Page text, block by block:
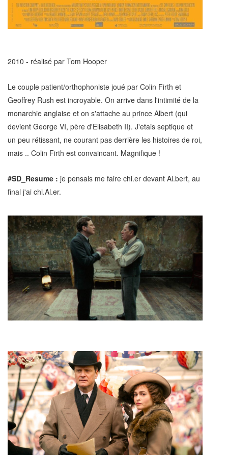
2010 - réalisé par Tom Hooper
Le couple patient/orthophoniste joué par Colin Firth et
Geoffrey Rush est incroyable. On arrive dans l'intimité de la
monarchie anglaise et on s'attache au prince Albert (qui
devient George VI, père d'Elisabeth II). J'etais septique et
un peu rétissant, ne courant pas derrière les histoires de roi,
mais .. Colin Firth est convaincant. Magnifique !
#SD_Resume : je pensais me faire chi.er devant Al.bert, au
final j'ai chi.Al.er.